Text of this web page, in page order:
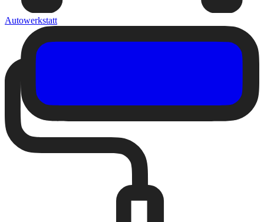
Autowerkstatt